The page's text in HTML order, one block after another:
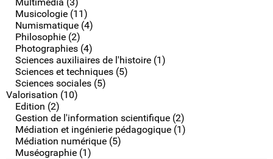
Musicologie (11)
Numismatique (4)
Philosophie (2)
Photographies (4)
Sciences auxiliaires de l'histoire (1)
Sciences et techniques (5)
Sciences sociales (5)
Valorisation (10)
Edition (2)
Gestion de l'information scientifique (2)
Médiation et ingénierie pédagogique (1)
Médiation numérique (5)
Muséographie (1)